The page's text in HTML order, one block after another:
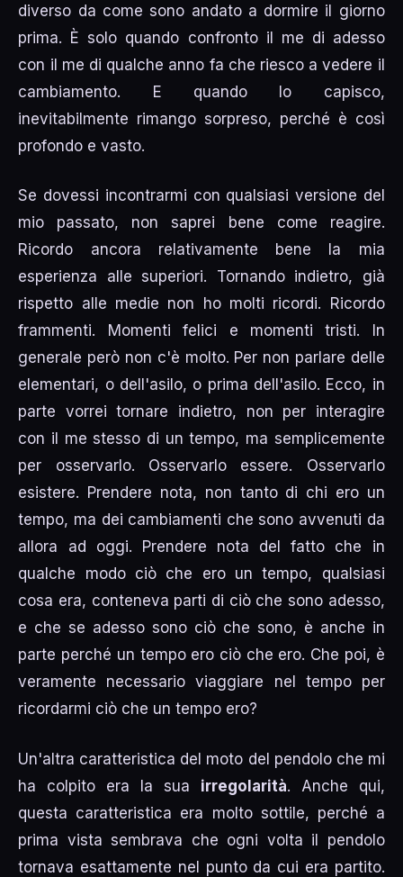
diverso da come sono andato a dormire il giorno
prima. È solo quando confronto il me di adesso
con il me di qualche anno fa che riesco a vedere il
cambiamento. E quando lo capisco,
inevitabilmente rimango sorpreso, perché è così
profondo e vasto.
Se dovessi incontrarmi con qualsiasi versione del
mio passato, non saprei bene come reagire.
Ricordo ancora relativamente bene la mia
esperienza alle superiori. Tornando indietro, già
rispetto alle medie non ho molti ricordi. Ricordo
frammenti. Momenti felici e momenti tristi. In
generale però non c'è molto. Per non parlare delle
elementari, o dell'asilo, o prima dell'asilo. Ecco, in
parte vorrei tornare indietro, non per interagire
con il me stesso di un tempo, ma semplicemente
per osservarlo. Osservarlo essere. Osservarlo
esistere. Prendere nota, non tanto di chi ero un
tempo, ma dei cambiamenti che sono avvenuti da
allora ad oggi. Prendere nota del fatto che in
qualche modo ciò che ero un tempo, qualsiasi
cosa era, conteneva parti di ciò che sono adesso,
e che se adesso sono ciò che sono, è anche in
parte perché un tempo ero ciò che ero. Che poi, è
veramente necessario viaggiare nel tempo per
ricordarmi ciò che un tempo ero?
Un'altra caratteristica del moto del pendolo che mi
ha colpito era la sua irregolarità. Anche qui,
questa caratteristica era molto sottile, perché a
prima vista sembrava che ogni volta il pendolo
tornava esattamente nel punto da cui era partito.